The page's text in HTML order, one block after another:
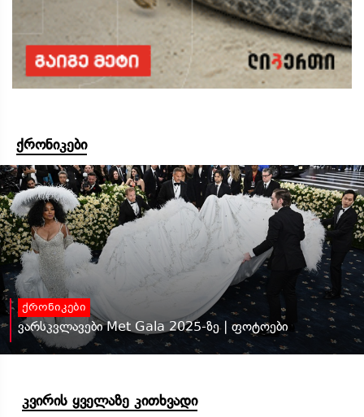
ქრონიკები
ქრონიკები
ვარსკვლავები Met Gala 2025-ზე | ფოტოები
კვირის ყველაზე კითხვადი